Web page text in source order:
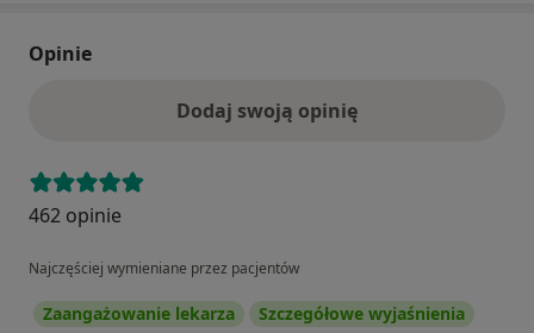
Opinie
Dodaj swoją opinię
462 opinie
Najczęściej wymieniane przez pacjentów
Zaangażowanie lekarza
Szczegółowe wyjaśnienia